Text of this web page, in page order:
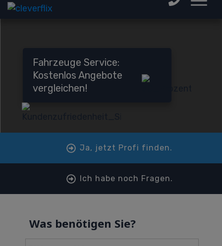
Fahrzeuge Service:
Kostenlos Angebote
vergleichen!
Ja, jetzt Profi finden.
Ich habe noch Fragen.
Was benötigen Sie?